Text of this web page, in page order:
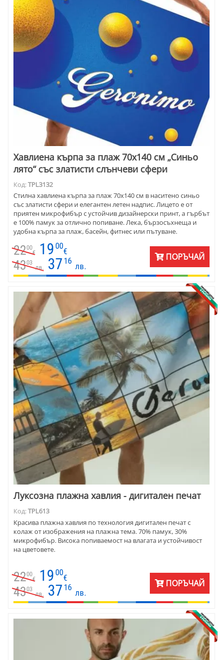
Хавлиена кърпа за плаж 70х140 см „Синьо
лято“ със златисти слънчеви сфери
Код:TPL3132
Стилна хавлиена кърпа за плаж 70х140 см в наситено синьо
със златисти сфери и елегантен летен надпис. Лицето е от
приятен микрофибър с устойчив дизайнерски принт, а гърбът
е 100% памук за отлично попиване. Лека, бързосъхнеща и
удобна кърпа за плаж, басейн, фитнес или пътуване.
2200
€ 19 00
€
4303
лв. 37 16
лв.
ПОРЪЧАЙ
Луксозна плажна хавлия - дигитален печат
Код:TPL613
Красива плажна хавлия по технология дигитален печат с
колаж от изображения на плажна тема. 70% памук, 30%
микрофибър. Висока попиваемост на влагата и устойчивост
на цветовете.
2200
€ 19 00
€
4303
лв. 37 16
лв.
ПОРЪЧАЙ